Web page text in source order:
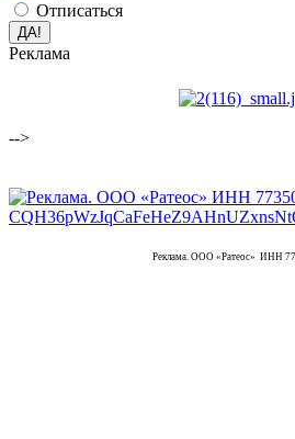
Отписаться
Реклама
-->
Реклама. ООО «Ратеос» ИНН